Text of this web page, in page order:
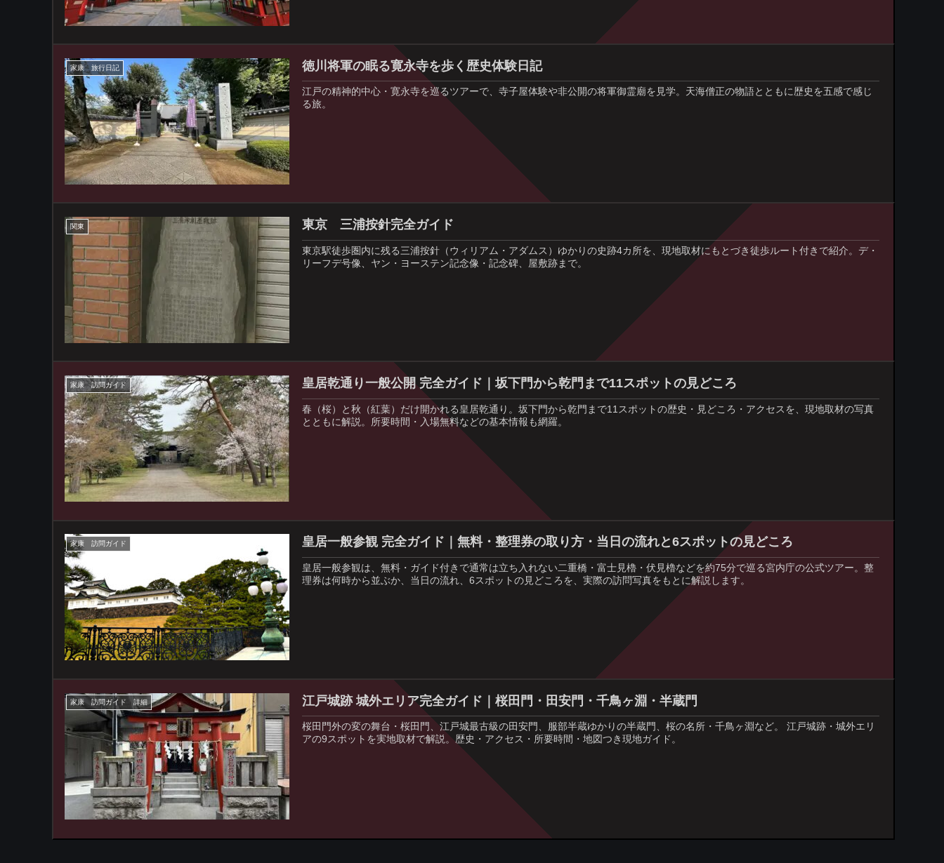
家康 旅行日記 徳川将軍の眠る寛永寺を歩く歴史体験日記
江戸の精神的中心・寛永寺を巡るツアーで、寺子屋体験や非公開の将軍御霊廟を見学。天海僧正の物語とともに歴史を五感で感じ
る旅。
関東 東京 三浦按針完全ガイド
東京駅徒歩圏内に残る三浦按針（ウィリアム・アダムス）ゆかりの史跡4カ所を、現地取材にもとづき徒歩ルート付きで紹介。デ・
リーフデ号像、ヤン・ヨーステン記念像・記念碑、屋敷跡まで。
家康 訪問ガイド 皇居乾通り一般公開 完全ガイド｜坂下門から乾門まで11スポットの見どころ
春（桜）と秋（紅葉）だけ開かれる皇居乾通り。坂下門から乾門まで11スポットの歴史・見どころ・アクセスを、現地取材の写真
とともに解説。所要時間・入場無料などの基本情報も網羅。
家康 訪問ガイド 皇居一般参観 完全ガイド｜無料・整理券の取り方・当日の流れと6スポットの見どころ
皇居一般参観は、無料・ガイド付きで通常は立ち入れない二重橋・富士見櫓・伏見櫓などを約75分で巡る宮内庁の公式ツアー。整
理券は何時から並ぶか、当日の流れ、6スポットの見どころを、実際の訪問写真をもとに解説します。
家康 訪問ガイド 詳細 江戸城跡 城外エリア完全ガイド｜桜田門・田安門・千鳥ヶ淵・半蔵門
桜田門外の変の舞台・桜田門、江戸城最古級の田安門、服部半蔵ゆかりの半蔵門、桜の名所・千鳥ヶ淵など。 江戸城跡・城外エリ
アの9スポットを実地取材で解説。歴史・アクセス・所要時間・地図つき現地ガイド。